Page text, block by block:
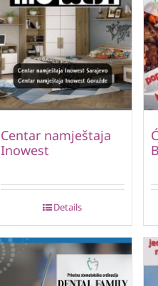
Centar namještaja
Inowest
Details